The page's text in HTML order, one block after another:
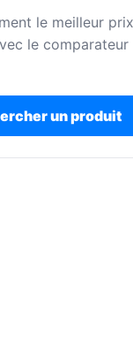
le meilleur
le comparateur
un produit